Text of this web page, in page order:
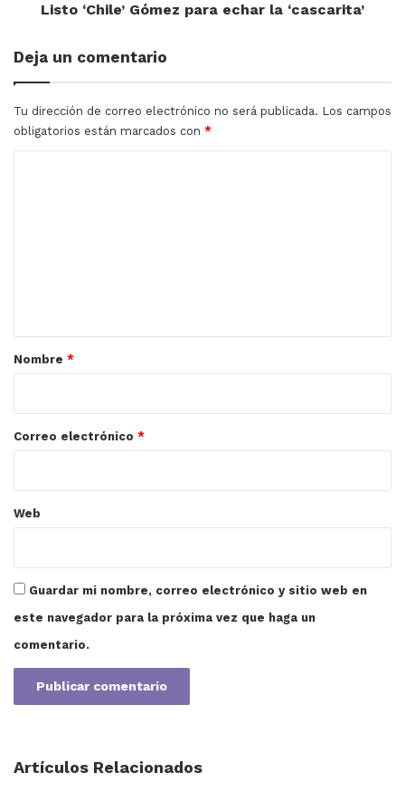
Listo ‘Chile’ Gómez para echar la ‘cascarita’
Deja un comentario
Tu dirección de correo electrónico no será publicada. Los campos
obligatorios están marcados con *
r
*
Nombre *
Correo electrónico *
Web
Guardar mi nombre, correo electrónico y sitio web en
este navegador para la próxima vez que haga un
comentario.
Artículos Relacionados